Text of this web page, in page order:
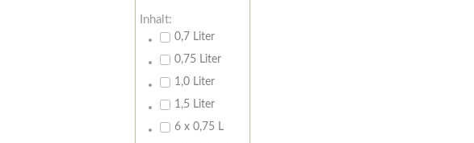
Inhalt:
0,7 Liter
0,75 Liter
1,0 Liter
1,5 Liter
6 x 0,75 L